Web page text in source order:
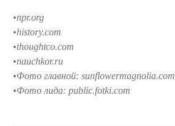
npr.org
history.com
thoughtco.com
nauchkor.ru
Фото главной: sunflowermagnolia.com
Фото лида: public.fotki.com